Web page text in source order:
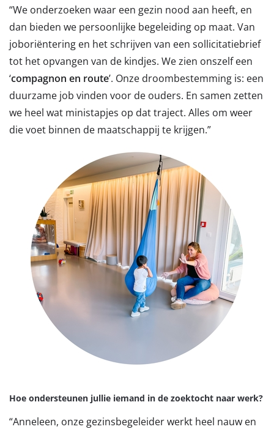
“We onderzoeken waar een gezin nood aan heeft, en
dan bieden we persoonlijke begeleiding op maat. Van
joboriëntering en het schrijven van een sollicitatiebrief
tot het opvangen van de kindjes. We zien onszelf een
‘compagnon en route’. Onze droombestemming is: een
duurzame job vinden voor de ouders. En samen zetten
we heel wat ministapjes op dat traject. Alles om weer
die voet binnen de maatschappij te krijgen.”
Hoe ondersteunen jullie iemand in de zoektocht naar werk?
“Anneleen, onze gezinsbegeleider werkt heel nauw en